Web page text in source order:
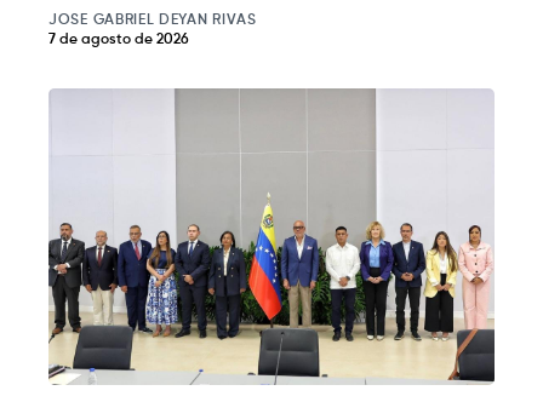
JOSE GABRIEL DEYAN RIVAS
7 de agosto de 2026